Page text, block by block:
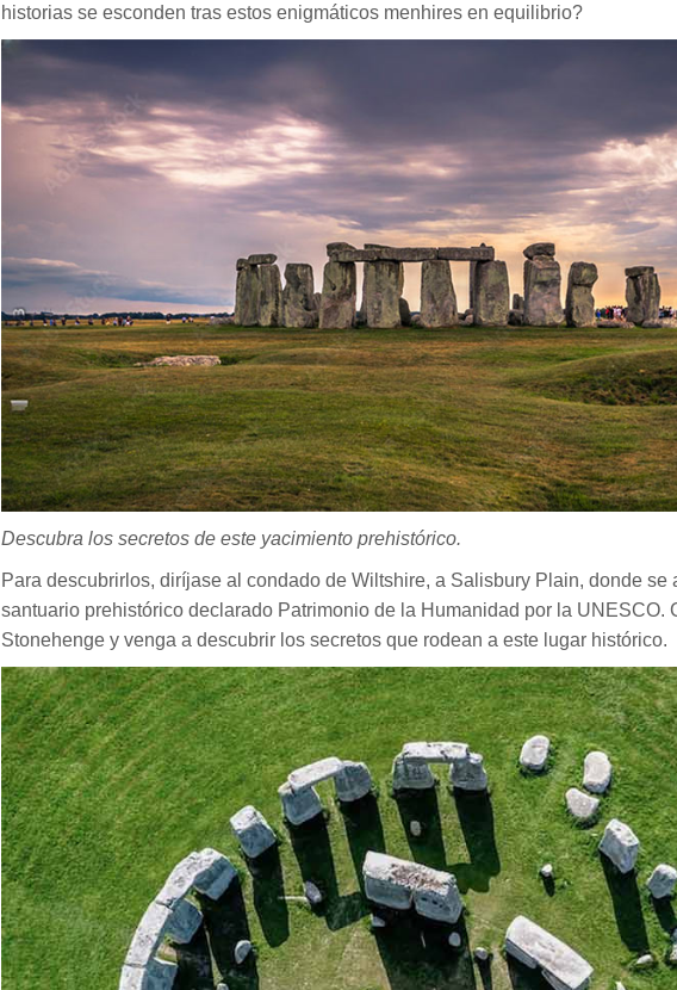
historias se esconden tras estos enigmáticos menhires en equilibrio?
Descubra los secretos de este yacimiento prehistórico.
Para descubrirlos, diríjase al condado de Wiltshire, a Salisbury Plain, donde se
santuario prehistórico declarado Patrimonio de la Humanidad por la UNESCO.
Stonehenge y venga a descubrir los secretos que rodean a este lugar histórico.